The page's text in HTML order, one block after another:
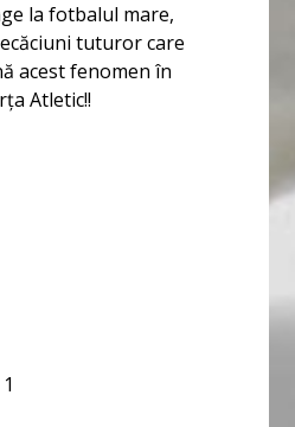
la fotbalul mare,
tuturor care
acest fenomen în
Atletic!!